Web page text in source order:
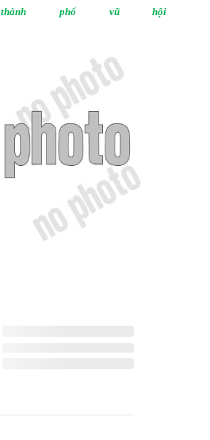
phố vũ hội